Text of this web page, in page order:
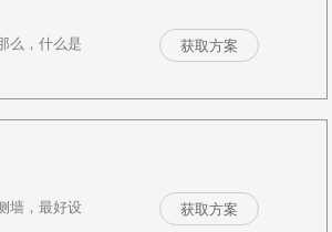
么，什么是
获取方案
墙，最好设
获取方案